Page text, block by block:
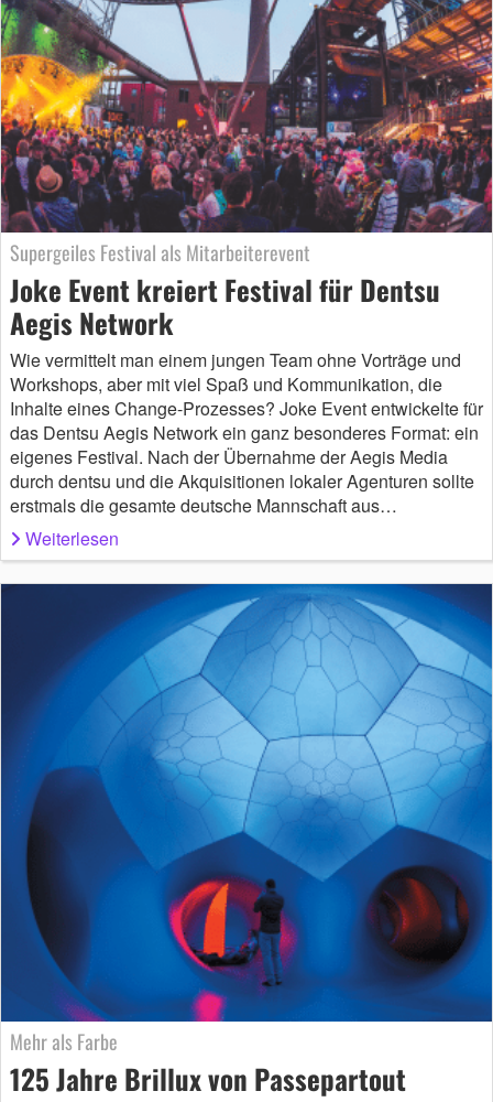
Supergeiles Festival als Mitarbeiterevent
Joke Event kreiert Festival für Dentsu
Aegis Network
Wie vermittelt man einem jungen Team ohne Vorträge und
Workshops, aber mit viel Spaß und Kommunikation, die
Inhalte eines Change-Prozesses? Joke Event entwickelte für
das Dentsu Aegis Network ein ganz besonderes Format: ein
eigenes Festival. Nach der Übernahme der Aegis Media
durch dentsu und die Akquisitionen lokaler Agenturen sollte
erstmals die gesamte deutsche Mannschaft aus…
Weiterlesen
Mehr als Farbe
125 Jahre Brillux von Passepartout